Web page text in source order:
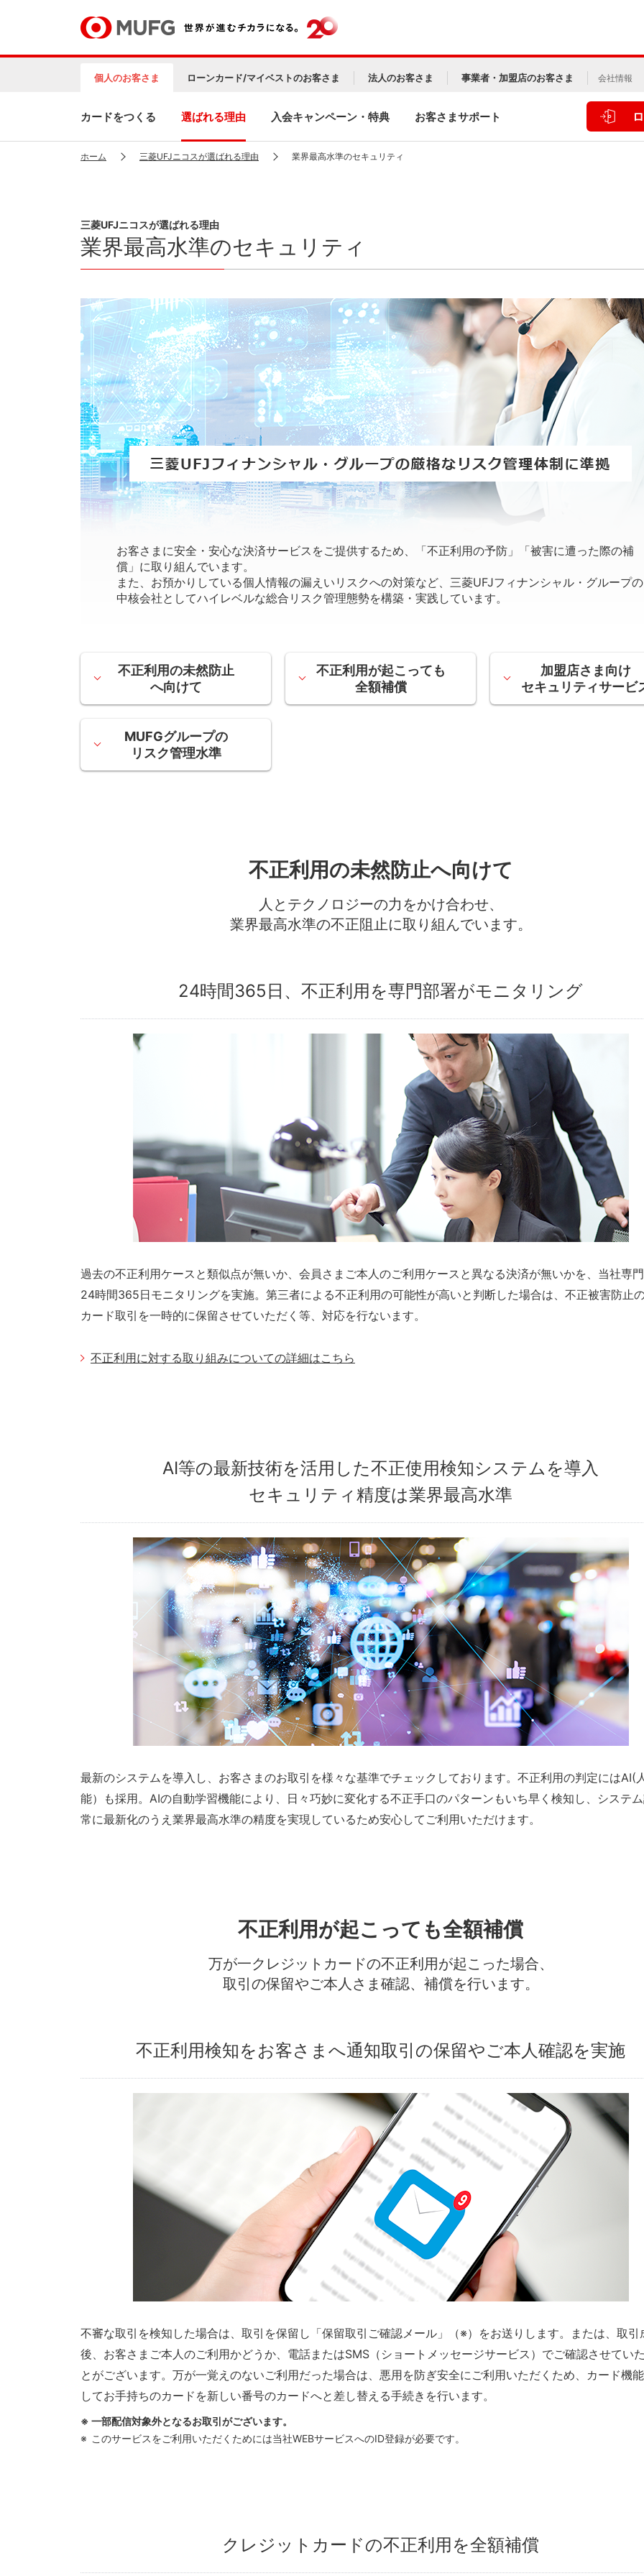
個人のお客さま ローンカード/マイベストのお客さま 法人のお客さま 事業者・加盟店のお客さま 会社情報
カードをつくる 選ばれる理由 入会キャンペーン・特典 お客さまサポート
ホーム 三菱UFJニコスが選ばれる理由 業界最高水準のセキュリティ
三菱UFJニコスが選ばれる理由
業界最高水準のセキュリティ
お客さまに安全・安心な決済サービスをご提供するため、「不正利用の予防」「被害に遭った際の補
償」に取り組んでいます。
また、お預かりしている個人情報の漏えいリスクへの対策など、三菱UFJフィナンシャル・グループの
中核会社としてハイレベルな総合リスク管理態勢を構築・実践しています。
不正利用の未然防止
へ向けて
不正利用が起こっても
全額補償
加盟店さま向け
セキュリティサービ
MUFGグループの
リスク管理水準
不正利用の未然防止へ向けて
人とテクノロジーの力をかけ合わせ、
業界最高水準の不正阻止に取り組んでいます。
24時間365日、不正利用を専門部署がモニタリング
過去の不正利用ケースと類似点が無いか、会員さまご本人のご利用ケースと異なる決済が無いかを、当社専
24時間365日モニタリングを実施。第三者による不正利用の可能性が高いと判断した場合は、不正被害防止
カード取引を一時的に保留させていただく等、対応を行ないます。
不正利用に対する取り組みについての詳細はこちら
AI等の最新技術を活用した不正使用検知システムを導入
セキュリティ精度は業界最高水準
最新のシステムを導入し、お客さまのお取引を様々な基準でチェックしております。不正利用の判定にはAI(
能）も採用。AIの自動学習機能により、日々巧妙に変化する不正手口のパターンもいち早く検知し、システ
常に最新化のうえ業界最高水準の精度を実現しているため安心してご利用いただけます。
不正利用が起こっても全額補償
万が一クレジットカードの不正利用が起こった場合、
取引の保留やご本人さま確認、 補償を行います。
不正利用検知をお客さまへ通知取引の保留やご本人確認を実施
不審な取引を検知した場合は、取引を保留し「保留取引ご確認メール」（※）をお送りします。または、取引
後、お客さまご本人のご利用かどうか、電話またはSMS（ショートメッセージサービス）でご確認させてい
とがございます。万が一覚えのないご利用だった場合は、悪用を防ぎ安全にご利用いただくため、カード機
してお手持ちのカードを新しい番号のカードへと差し替える手続きを行います。
一部配信対象外となるお取引がございます。
このサービスをご利用いただくためには当社WEBサービスへのID登録が必要です。
クレジットカードの不正利用を全額補償